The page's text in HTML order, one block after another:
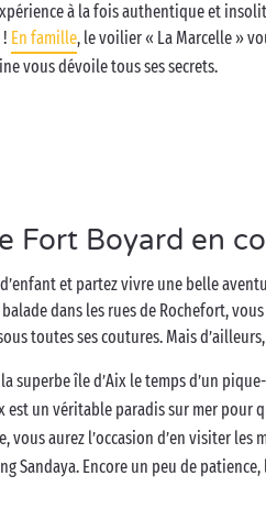
à la fois authentique et
En famille, le voilier « La Marcelle »
vous dévoile tous ses secrets.
Fort Boyard en
et partez vivre une belle
dans les rues de Rochefort, vous
toutes ses coutures. Mais
superbe île d’Aix le temps d’un
est un véritable paradis sur mer pour
vous aurez l’occasion d’en visiter
Sandaya. Encore un peu de